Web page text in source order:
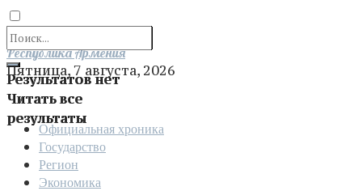
Результатов нет
Читать все
результаты
Отправить
Республика Армения
Пятница, 7 августа, 2026
Официальная хроника
Государство
Регион
Экономика